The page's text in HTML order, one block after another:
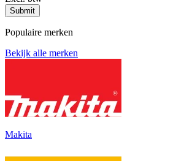
Submit
Populaire merken
Bekijk alle merken
Makita